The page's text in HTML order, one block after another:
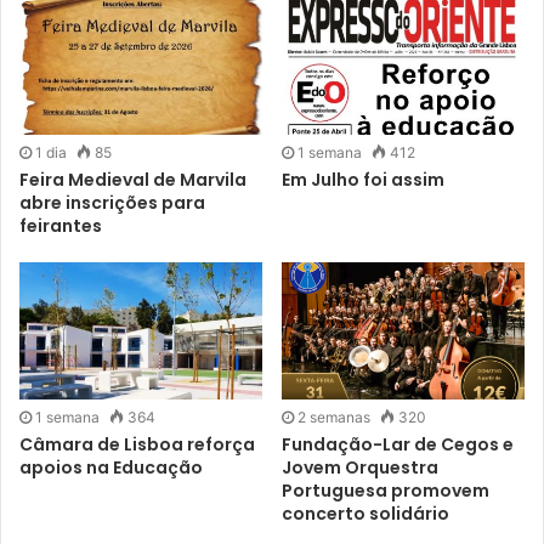
Inscrições para a sessão pública em
https://www.esero.pt/missao-ariel/evento
A missão Ariel, da ESA, tem como principal objetivo
estudar a composição química e a temperatura das
atmosferas de mais de 1000 exoplanetas. Esta missão vai
estudar como se formaram e como evoluem estes
planetas fora do Sistema Solar.
O lançamento da missão Ariel está previsto para 2029.
1 dia 85
Feira Medieval de Marvila
abre inscrições para
feirantes
1 semana 412
Em Julho foi assim
1 semana 364
Câmara de Lisboa reforça
apoios na Educação
2 semanas 320
Fundação-Lar de Cegos e
Jovem Orquestra
Portuguesa promovem
concerto solidário